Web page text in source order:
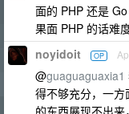
面的 PHP 还是
果面 PHP 的话难
noyidoit OP
@guaguaguaxia1
得不够充分，一
的东西展现不出